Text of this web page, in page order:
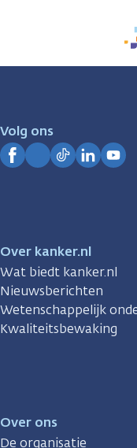
Volg ons
Over kanker.nl
Wat biedt kanker.nl
Nieuwsberichten
Wetenschappelijk
Kwaliteitsbewaking
Over ons
De organisatie